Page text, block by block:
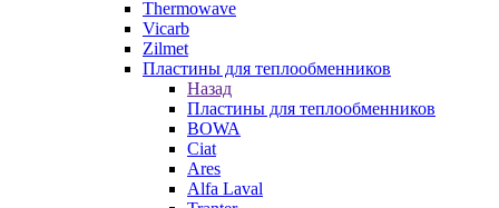
Thermowave
Vicarb
Zilmet
Пластины для теплообменников
Назад
Пластины для теплообменников
BOWA
Ciat
Ares
Alfa Laval